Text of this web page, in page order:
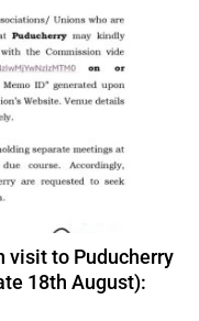
visit to Puducherry
18th August):